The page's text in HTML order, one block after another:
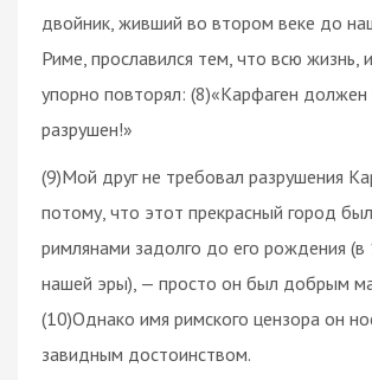
двойник, живший во втором веке до
Риме, прославился тем, что всю жизнь,
упорно повторял: (8)«Карфаген должен
разрушен!»
(9)Мой друг не требовал разрушения
потому, что этот прекрасный город
римлянами задолго до его рождения
нашей эры), — просто он был добрым
(10)Однако имя римского цензора он
завидным достоинством.